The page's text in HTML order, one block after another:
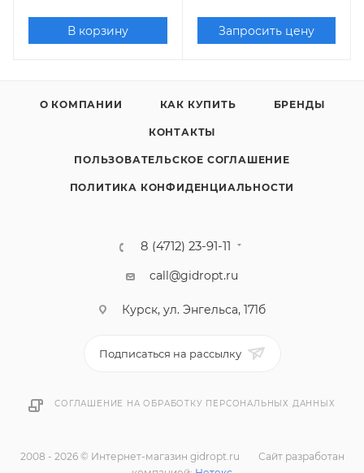
В корзину Запросить цену
О КОМПАНИИ КАК КУПИТЬ БРЕНДЫ
КОНТАКТЫ
ПОЛЬЗОВАТЕЛЬСКОЕ СОГЛАШЕНИЕ
ПОЛИТИКА КОНФИДЕНЦИАЛЬНОСТИ
8 (4712) 23-91-11
call@gidropt.ru
Курск, ул. Энгельса, 171б
Подписаться на рассылку
СОГЛАШЕНИЕ НА ОБРАБОТКУ ПЕРСОНАЛЬНЫХ ДАННЫХ
2008 - 2026 © Интернет-магазин gidropt.ru
Сайт разработан